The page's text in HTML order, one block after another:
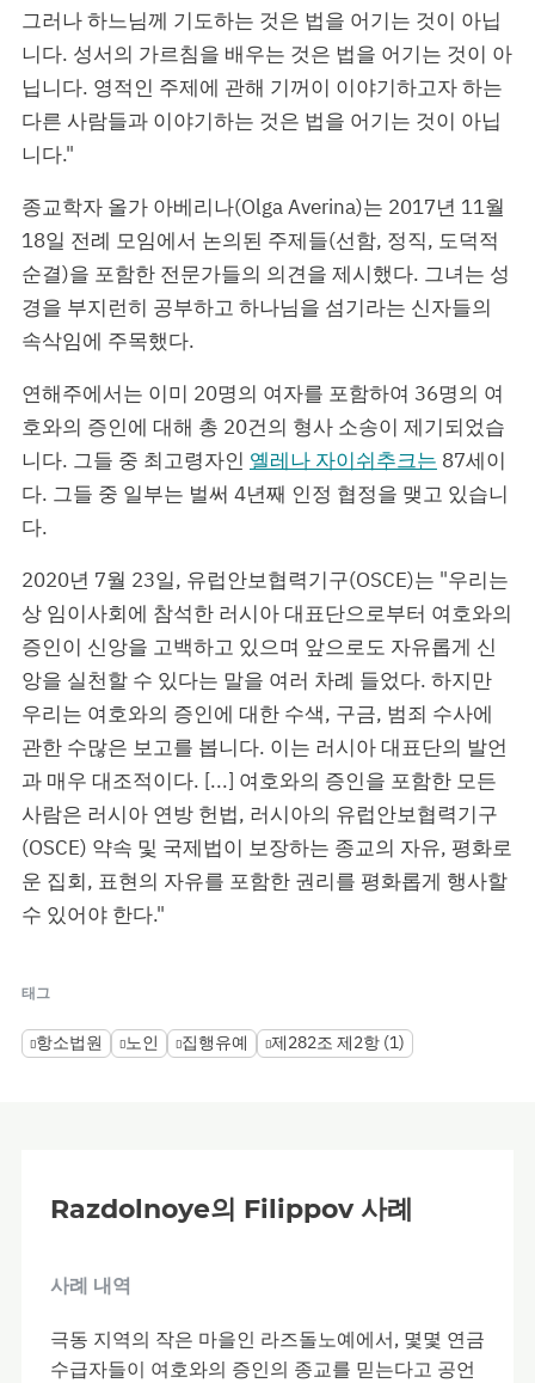
그러나 하느님께 기도하는 것은 법을 어기는 것이 아닙
니다. 성서의 가르침을 배우는 것은 법을 어기는 것이 아
닙니다. 영적인 주제에 관해 기꺼이 이야기하고자 하는
다른 사람들과 이야기하는 것은 법을 어기는 것이 아닙
니다."
종교학자 올가 아베리나(Olga Averina)는 2017년 11월
18일 전례 모임에서 논의된 주제들(선함, 정직, 도덕적
순결)을 포함한 전문가들의 의견을 제시했다. 그녀는 성
경을 부지런히 공부하고 하나님을 섬기라는 신자들의
속삭임에 주목했다.
연해주에서는 이미 20명의 여자를 포함하여 36명의 여
호와의 증인에 대해 총 20건의 형사 소송이 제기되었습
니다. 그들 중 최고령자인 옐레나 자이쉬추크는 87세이
다. 그들 중 일부는 벌써 4년째 인정 협정을 맺고 있습니
다.
2020년 7월 23일, 유럽안보협력기구(OSCE)는 "우리는
상 임이사회에 참석한 러시아 대표단으로부터 여호와의
증인이 신앙을 고백하고 있으며 앞으로도 자유롭게 신
앙을 실천할 수 있다는 말을 여러 차례 들었다. 하지만
우리는 여호와의 증인에 대한 수색, 구금, 범죄 수사에
관한 수많은 보고를 봅니다. 이는 러시아 대표단의 발언
과 매우 대조적이다. [...] 여호와의 증인을 포함한 모든
사람은 러시아 연방 헌법, 러시아의 유럽안보협력기구
(OSCE) 약속 및 국제법이 보장하는 종교의 자유, 평화로
운 집회, 표현의 자유를 포함한 권리를 평화롭게 행사할
수 있어야 한다."
태그
항소법원 노인 집행유예 제282조 제2항 (1)
Razdolnoye의 Filippov 사례
사례 내역
극동 지역의 작은 마을인 라즈돌노예에서, 몇몇 연금
수급자들이 여호와의 증인의 종교를 믿는다고 공언